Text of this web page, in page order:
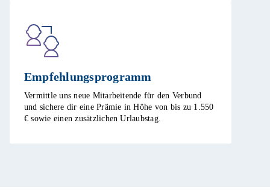
Empfehlungsprogramm​
Vermittle uns neue Mitarbeitende für den Verbund
und sichere dir eine Prämie in Höhe von bis zu 1.550
€ sowie einen zusätzlichen Urlaubstag.​